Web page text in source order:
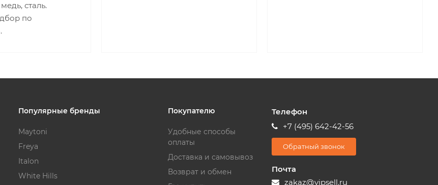
сталь.
по
Популярные бренды
Maytoni
Freya
Italon
White Hills
Покупателю
Удобные способы
оплаты
Доставка и самовывоз
Возврат и обмен
Телефон
+7 (495) 642-42-56
Обратный звонок
Почта
zakaz@vipsell.ru